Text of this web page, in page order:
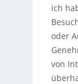
ich
oder
von